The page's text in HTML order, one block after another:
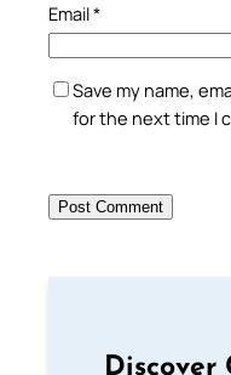
Email*
Save my name,
for the next time I